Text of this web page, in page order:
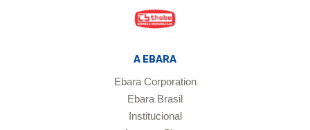
A EBARA
Ebara Corporation
Ebara Brasil
Institucional